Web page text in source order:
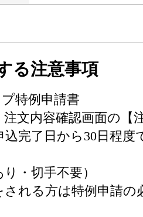
る注意事項
特例申請書
注文内容確認画面の【
完了日から30日程度
り・切手不要）
れる方は特例申請の